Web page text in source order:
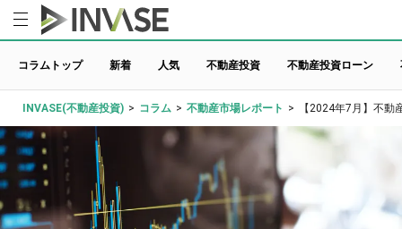
コラムトップ 新着 人気 不動産投資 不動産投資ローン
INVASE(不動産投資) > コラム > 不動産市場レポート > 【2024年7月】不